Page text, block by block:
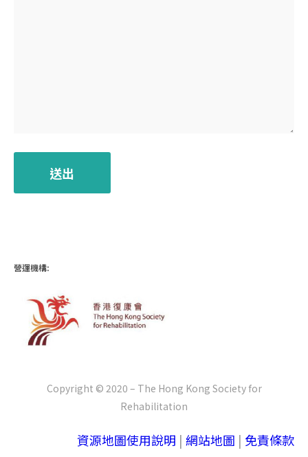
營運機構:
Copyright © 2020 – The Hong Kong Society for
Rehabilitation
資源地圖使用說明 | 網站地圖 | 免責條款